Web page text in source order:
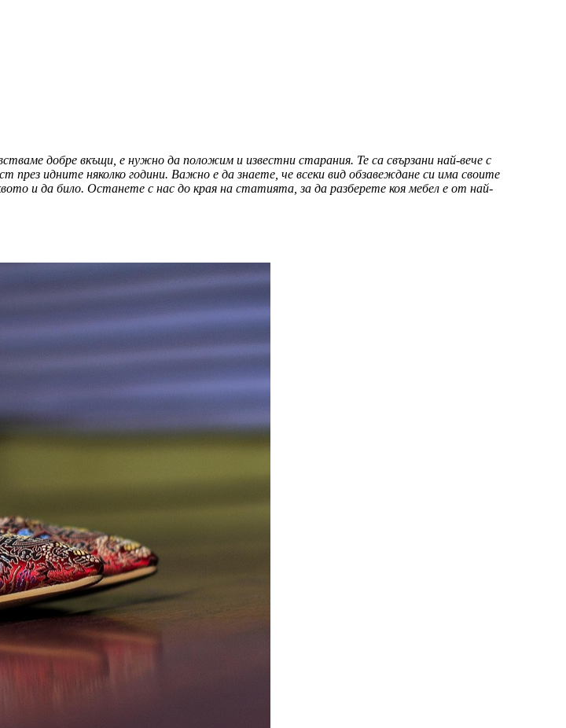
добре вкъщи, е нужно да положим и известни старания. Те са свързани най-вече с
през идните няколко години. Важно е да знаете, че всеки вид обзавеждане си има своите
и да било. Останете с нас до края на статията, за да разберете коя мебел е от най-